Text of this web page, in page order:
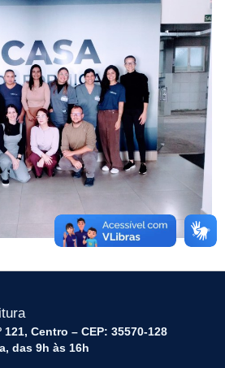
Centro – CEP: 35570-128
das 9h às 16h